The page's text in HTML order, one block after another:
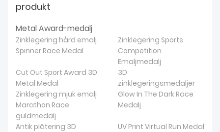
KONTAKTA OSS
PRODUKTKATALOG
produkt
Metal Award-medalj
Zinklegering hård emalj
Spinner Race Medal
Zinklegering Sports
Competition
Emaljmedalj
Cut Out Sport Award 3D
Metal Medal
3D
zinklegeringsmedaljer
Zinklegering mjuk emalj
Marathon Race
guldmedalj
Glow In The Dark Race
Medalj
Antik plätering 3D
UV Print Virtual Run Medal